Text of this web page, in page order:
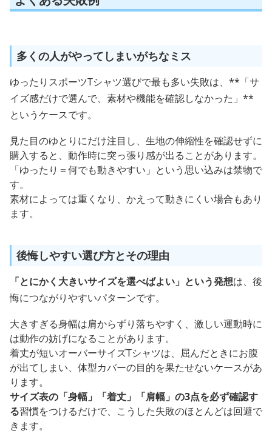
よくある失敗例
多くの人がやってしまいがちなミス
ゆったりスポーツTシャツ選びで最も多い失敗は、**「サ
イズ感だけで選んで、素材や機能を確認しなかった」**
というケースです。
見た目のゆとりにだけ注目し、生地の伸縮性を確認せずに
購入すると、動作時に突っ張り感が出ることがあります。
「ゆったり＝何でも動きやすい」という思い込みは禁物で
す。
素材によっては重くなり、かえって動きにくい場合もあり
ます。
後悔しやすい選び方とその理由
「とにかく大きいサイズを選べばよい」という発想 は、後
悔につながりやすいパターンです。
大きすぎる身幅は肩からずり落ちやすく、激しい運動時に
は動作の妨げになることがあります。
着丈が短いオーバーサイズTシャツは、屈んだときにお腹
が出てしまい、体型カバーの目的を果たせないケースがあ
ります。
サイズ表の「身幅」「着丈」「肩幅」の3点を必ず確認す
る 習慣をつけるだけで、こうした失敗のほとんどは回避で
きます。